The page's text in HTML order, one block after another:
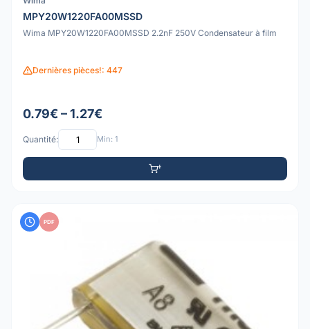
MPY20W1220FA00MSSD
Wima MPY20W1220FA00MSSD 2.2nF 250V Condensateur à film
Dernières pièces!: 447
0.79€ – 1.27€
Quantité: Min: 1
PDF